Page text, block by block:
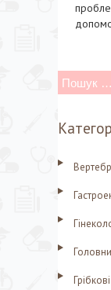
П
ш